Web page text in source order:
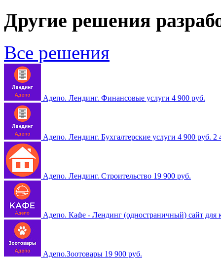
Другие решения
Все решения
Адепо. Лендинг. Финансовые услуги 4 900 руб.
Адепо. Лендинг. Бухгалтерские услуги 4 900 руб. 2
Адепо. Лендинг. Строительство 19 900 руб.
Адепо. Кафе - Лендинг (одностраничный) сайт для
Адепо.Зоотовары 19 900 руб.